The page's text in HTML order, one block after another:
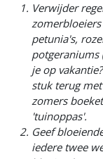
Verwijder
zomerbloeiers
petunia's,
potgeraniums
je op
stuk terug
zomers
'tuinoppas'.
Geef
iedere twee